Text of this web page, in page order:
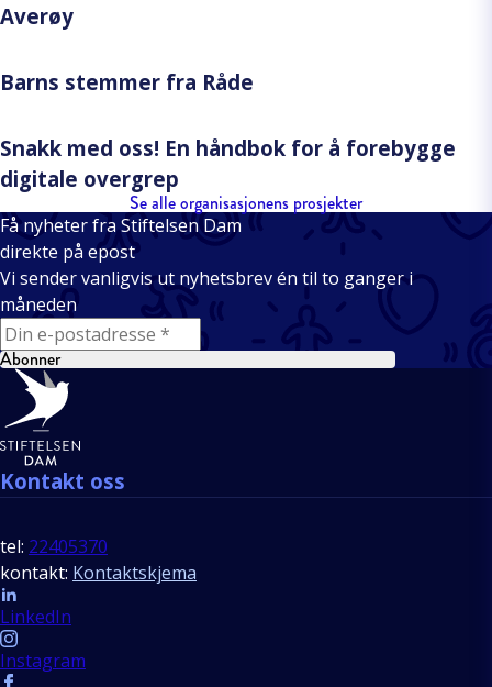
Averøy
Barns stemmer fra Råde
Snakk med oss! En håndbok for å forebygge
digitale overgrep
Se alle organisasjonens prosjekter
Få nyheter fra Stiftelsen Dam
direkte på epost
Vi sender vanligvis ut nyhetsbrev én til to ganger i
måneden
E-mail
Abonner
Bunntekst
Kontakt oss
tel: 22405370
kontakt: Kontaktskjema
Follow us
LinkedIn
Instagram